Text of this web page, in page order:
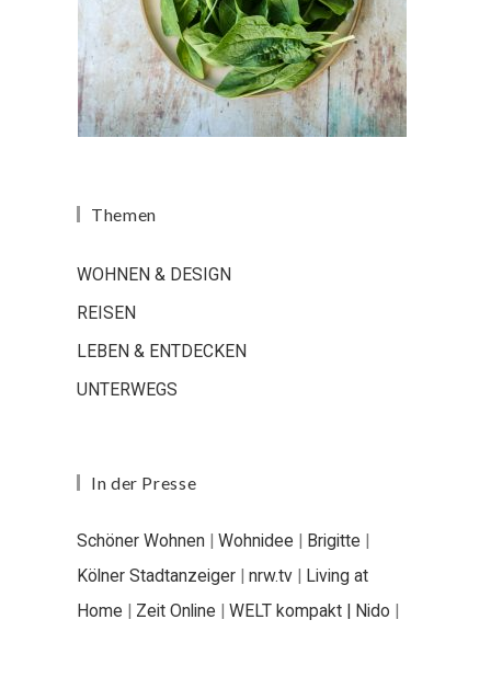
Themen
WOHNEN & DESIGN
REISEN
LEBEN & ENTDECKEN
UNTERWEGS
In der Presse
Schöner Wohnen | Wohnidee | Brigitte |
Kölner Stadtanzeiger | nrw.tv | Living at
Home | Zeit Online | WELT kompakt | Nido |